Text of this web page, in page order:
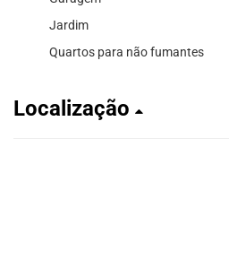
Jardim
Quartos para não fumantes
Localização